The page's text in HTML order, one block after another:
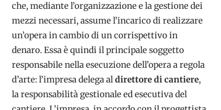
che, mediante l’organizzazione e la gestione dei
mezzi necessari, assume l’incarico di realizzare
un’opera in cambio di un corrispettivo in
denaro. Essa è quindi il principale soggetto
responsabile nella esecuzione dell’opera a regola
d’arte: l’impresa delega aldirettore di cantiere,
la responsabilità gestionale ed esecutiva del